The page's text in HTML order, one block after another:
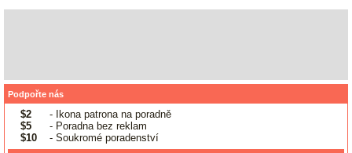
Podpořte nás
$2
- Ikona patrona na poradně
$5
- Poradna bez reklam
$10
- Soukromé poradenství